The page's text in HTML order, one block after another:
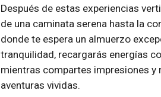
Después de estas experiencias
de una caminata serena hasta la
donde te espera un almuerzo
tranquilidad, recargarás energías
mientras compartes impresiones y
aventuras vividas.